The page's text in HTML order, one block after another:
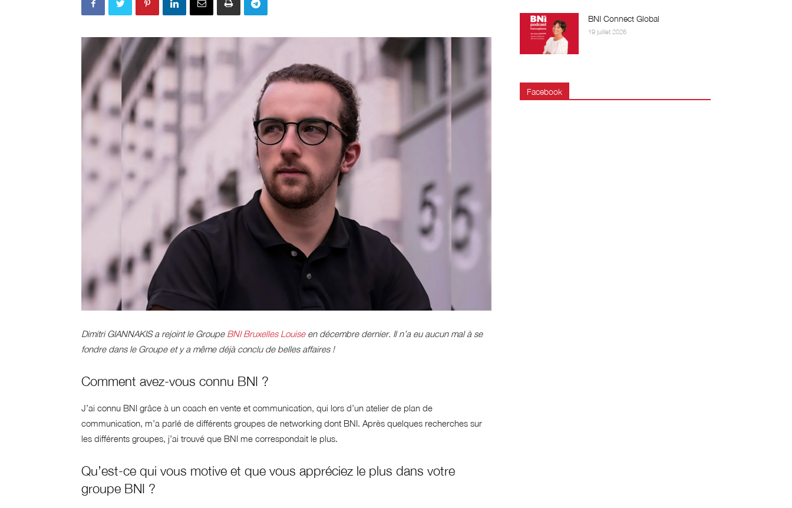
Dimitri GIANNAKIS a rejoint le Groupe BNI Bruxelles Louiseen décembre dernier. Il n’a eu aucun mal à se
fondre dans le Groupe et y a même déjà conclu de belles affaires !
Comment avez-vous connu BNI ?
J’ai connu BNI grâce à un coach en vente et communication, qui lors d’un atelier de plan de
communication, m’a parlé de différents groupes de networking dont BNI. Après quelques recherches sur
les différents groupes, j’ai trouvé que BNI me correspondait le plus.
Qu’est-ce qui vous motive et que vous appréciez le plus dans votre
groupe BNI ?
BNI Connect Global
19 juillet 2026
Facebook